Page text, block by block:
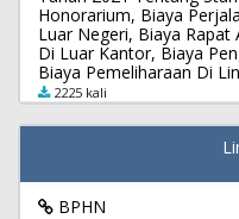
Honorarium, Biaya
Luar Negeri, Biaya
Di Luar Kantor, Biaya
Biaya Pemeliharaan Di
2225 kali
BPHN